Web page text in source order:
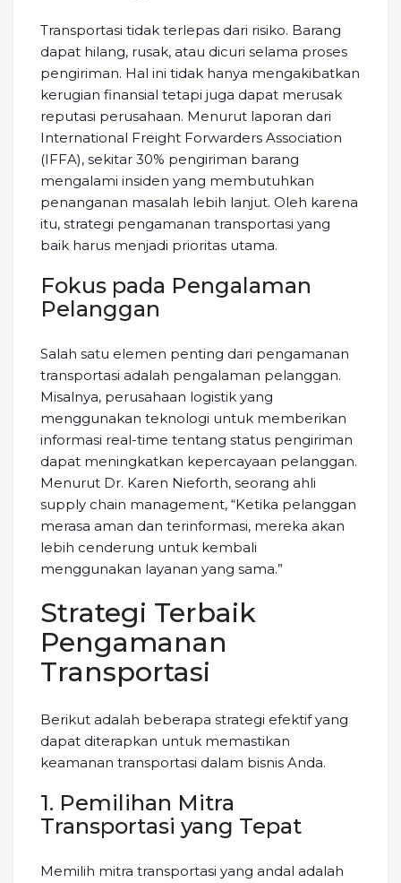
Transportasi tidak terlepas dari risiko. Barang
dapat hilang, rusak, atau dicuri selama proses
pengiriman. Hal ini tidak hanya mengakibatkan
kerugian finansial tetapi juga dapat merusak
reputasi perusahaan. Menurut laporan dari
International Freight Forwarders Association
(IFFA), sekitar 30% pengiriman barang
mengalami insiden yang membutuhkan
penanganan masalah lebih lanjut. Oleh karena
itu, strategi pengamanan transportasi yang
baik harus menjadi prioritas utama.
Fokus pada Pengalaman
Pelanggan
Salah satu elemen penting dari pengamanan
transportasi adalah pengalaman pelanggan.
Misalnya, perusahaan logistik yang
menggunakan teknologi untuk memberikan
informasi real-time tentang status pengiriman
dapat meningkatkan kepercayaan pelanggan.
Menurut Dr. Karen Nieforth, seorang ahli
supply chain management, “Ketika pelanggan
merasa aman dan terinformasi, mereka akan
lebih cenderung untuk kembali
menggunakan layanan yang sama.”
Strategi Terbaik
Pengamanan
Transportasi
Berikut adalah beberapa strategi efektif yang
dapat diterapkan untuk memastikan
keamanan transportasi dalam bisnis Anda.
1. Pemilihan Mitra
Transportasi yang Tepat
Memilih mitra transportasi yang andal adalah